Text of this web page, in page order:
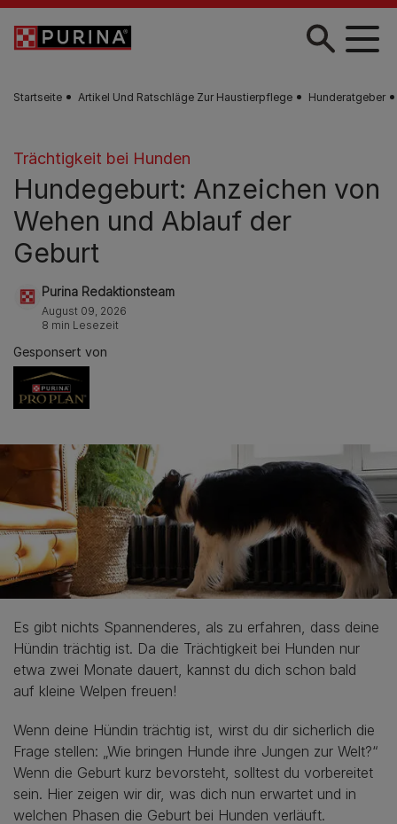
Zum Hauptinhalt springen
Startseite Artikel Und Ratschläge Zur Haustierpflege Hunderatgeber
Trächtigkeit bei Hunden
Hundegeburt: Anzeichen von
Wehen und Ablauf der
Geburt
Purina Redaktionsteam
August 09, 2026
8 min Lesezeit
Gesponsert von
Es gibt nichts Spannenderes, als zu erfahren, dass deine
Hündin trächtig ist. Da die Trächtigkeit bei Hunden nur
etwa zwei Monate dauert, kannst du dich schon bald
auf kleine Welpen freuen!
Wenn deine Hündin trächtig ist, wirst du dir sicherlich die
Frage stellen: „Wie bringen Hunde ihre Jungen zur Welt?“
Wenn die Geburt kurz bevorsteht, solltest du vorbereitet
sein. Hier zeigen wir dir, was dich nun erwartet und in
welchen Phasen die Geburt bei Hunden verläuft.